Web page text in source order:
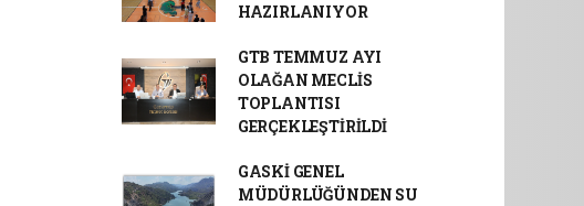
HAZIRLANIYOR
GTB TEMMUZ AYI
OLAĞAN MECLİS
TOPLANTISI
GERÇEKLEŞTİRİLDİ
GASKİ GENEL
MÜDÜRLÜĞÜNDEN SU